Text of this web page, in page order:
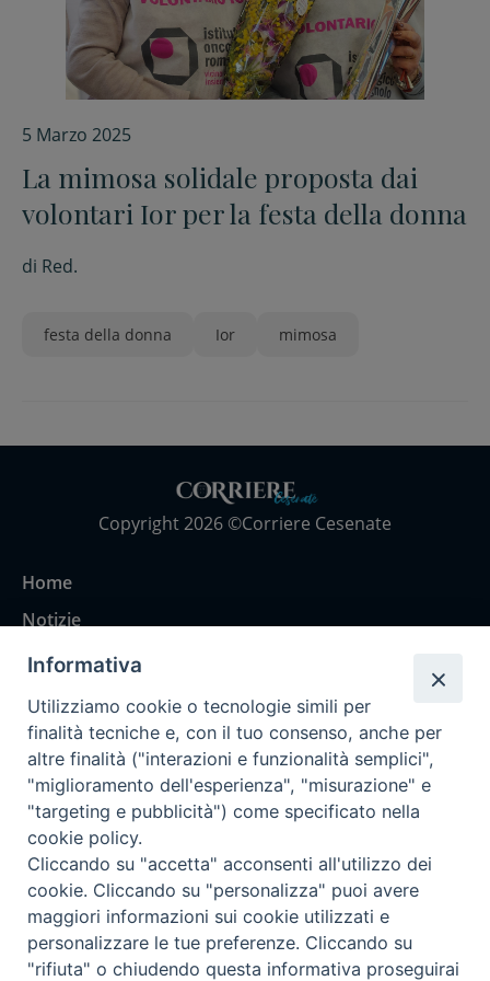
5 Marzo 2025
La mimosa solidale proposta dai
volontari Ior per la festa della donna
di Red.
festa della donna Ior mimosa
Copyright 2026 ©Corriere Cesenate
Home
Notizie
Rubriche
Chi siamo
Come abbonarsi
Contatti
Informativa
Utilizziamo cookie o tecnologie simili per
finalità tecniche e, con il tuo consenso, anche per
altre finalità ("interazioni e funzionalità semplici",
"miglioramento dell'esperienza", "misurazione" e
"targeting e pubblicità") come specificato nella
cookie policy.
Cliccando su "accetta" acconsenti all'utilizzo dei
cookie. Cliccando su "personalizza" puoi avere
maggiori informazioni sui cookie utilizzati e
personalizzare le tue preferenze. Cliccando su
"rifiuta" o chiudendo questa informativa proseguirai